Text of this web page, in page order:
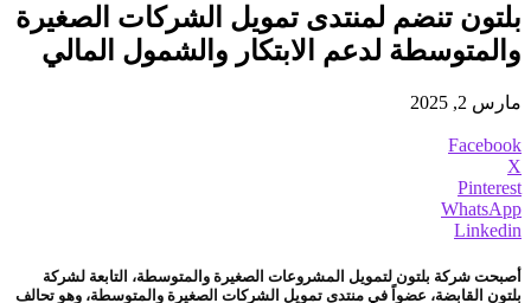
بلتون تنضم لمنتدى تمويل الشركات الصغيرة
والمتوسطة لدعم الابتكار والشمول المالي
مارس 2, 2025
Facebook
X
Pinterest
WhatsApp
Linkedin
أصبحت شركة بلتون لتمويل المشروعات الصغيرة والمتوسطة، التابعة لشركة
بلتون القابضة، عضواً في منتدى تمويل الشركات الصغيرة والمتوسطة، وهو تحالف